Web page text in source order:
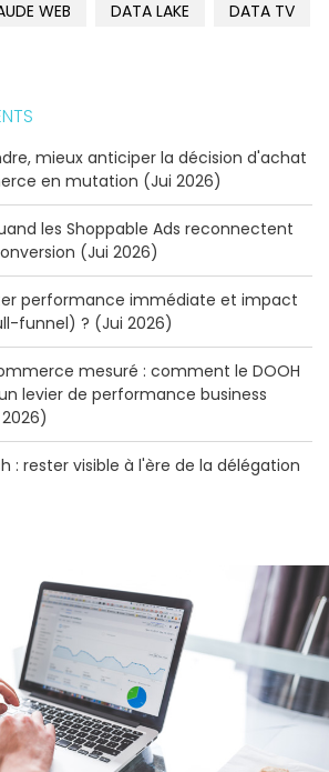
WEB DATA LAKE DATA TV
mieux anticiper la décision d'achat
en mutation (Jui 2026)
les Shoppable Ads reconnectent
(Jui 2026)
performance immédiate et impact
funnel) ? (Jui 2026)
mesuré : comment le DOOH
levier de performance business
: rester visible à l'ère de la délégation